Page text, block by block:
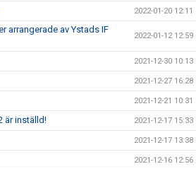
2022-01-20 12:11
arrangerade av Ystads IF
2022-01-12 12:59
2021-12-30 10:13
2021-12-27 16:28
2021-12-21 10:31
är inställd! 2021-12-17 15:33
2021-12-17 13:38
2021-12-16 12:56